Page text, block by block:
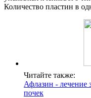
Количество пластин в
Читайте также:
Афлазин - лечение
почек